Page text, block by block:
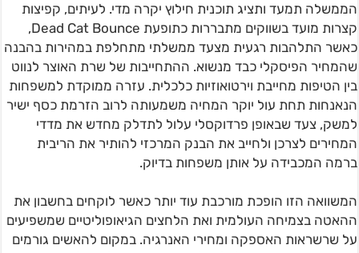
הממשלה תמעד ותציג תוכנית חילוץ יקרה מדי. לעיתים, קפיצות
קצרות מועד בשווקים מתבררות כתופעת Dead Cat Bounce,
כאשר התלהבות רגעית מצעד ממשלתי מתחלפת במהירות בהבנה
שהמחיר הפיסקלי כבד מנשוא. ההתחייבות של שרת האוצר לנווט
בין הטיפות מחייבת וירטואוזיות כלכלית. עזרה ממוקדת למשפחות
הנאנחות תחת עול יוקר המחיה משמעותה לרוב הזרמת כסף ישיר
למשק, צעד שבאופן פרדוקסלי עלול לתדלק מחדש את מדדי
המחירים לצרכן ולחייב את הבנק המרכזי להותיר את הריבית
ברמה המכבידה על אותן משפחות בדיוק.
המשוואה הזו הופכת מורכבת עוד יותר כאשר לוקחים בחשבון את
ההאטה בצמיחה העולמית ואת הלחצים הגיאופוליטיים שמשפיעים
על שרשראות האספקה ומחירי האנרגיה. במקום להאשים גורמים